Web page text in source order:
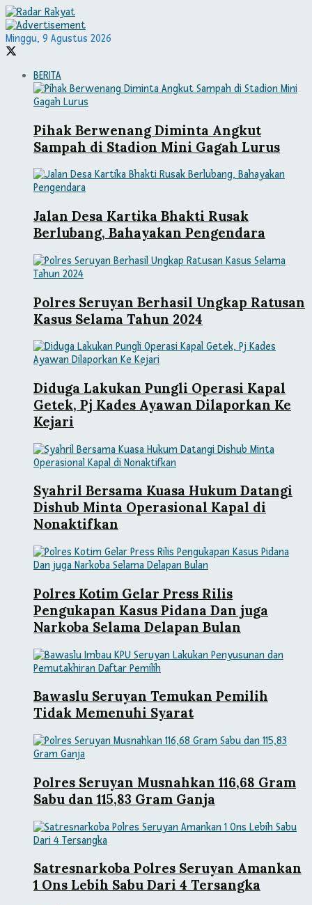
Minggu, 9 Agustus 2026
BERITA
Pihak Berwenang Diminta Angkut
Sampah di Stadion Mini Gagah Lurus
Jalan Desa Kartika Bhakti Rusak
Berlubang, Bahayakan Pengendara
Polres Seruyan Berhasil Ungkap Ratusan
Kasus Selama Tahun 2024
Diduga Lakukan Pungli Operasi Kapal
Getek, Pj Kades Ayawan Dilaporkan Ke
Kejari
Syahril Bersama Kuasa Hukum Datangi
Dishub Minta Operasional Kapal di
Nonaktifkan
Polres Kotim Gelar Press Rilis
Pengukapan Kasus Pidana Dan juga
Narkoba Selama Delapan Bulan
Bawaslu Seruyan Temukan Pemilih
Tidak Memenuhi Syarat
Polres Seruyan Musnahkan 116,68 Gram
Sabu dan 115,83 Gram Ganja
Satresnarkoba Polres Seruyan Amankan
1 Ons Lebih Sabu Dari 4 Tersangka